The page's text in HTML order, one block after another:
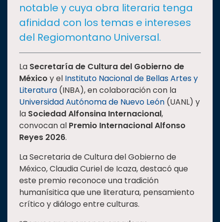
SALUD
SUSTENTABILIDAD
TEMAS
educativa
Rectoría
Investigación
Internacionalización
notable y cuya obra literaria tenga
afinidad con los temas e intereses
del Regiomontano Universal.
La Secretaría de Cultura del Gobierno de
México y el Instituto Nacional de Bellas Artes y
Literatura (INBA), en colaboración con la
Universidad Autónoma de Nuevo León (UANL) y
la Sociedad Alfonsina Internacional,
convocan al Premio Internacional Alfonso
Reyes 2026.
La Secretaria de Cultura del Gobierno de
México, Claudia Curiel de Icaza, destacó que
este premio reconoce una tradición
humanísitica que une literatura, pensamiento
crítico y diálogo entre culturas.